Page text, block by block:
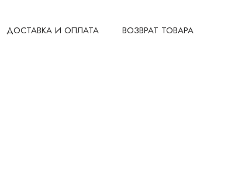
ДОСТАВКА И ОПЛАТА ВОЗВРАТ ТОВАРА